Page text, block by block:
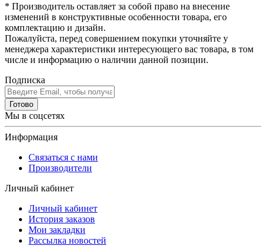
* Производитель оставляет за собой право на внесение
изменений в конструктивные особенности товара, его
комплектацию и дизайн.
Пожалуйста, перед совершением покупки уточняйте у
менеджера характеристики интересующего вас товара, в том
числе и информацию о наличии данной позиции.
Подписка
Готово
Мы в соцсетях
Информация
Связаться с нами
Производители
Личный кабинет
Личный кабинет
История заказов
Мои закладки
Рассылка новостей